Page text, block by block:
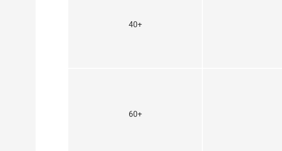
40+
60+